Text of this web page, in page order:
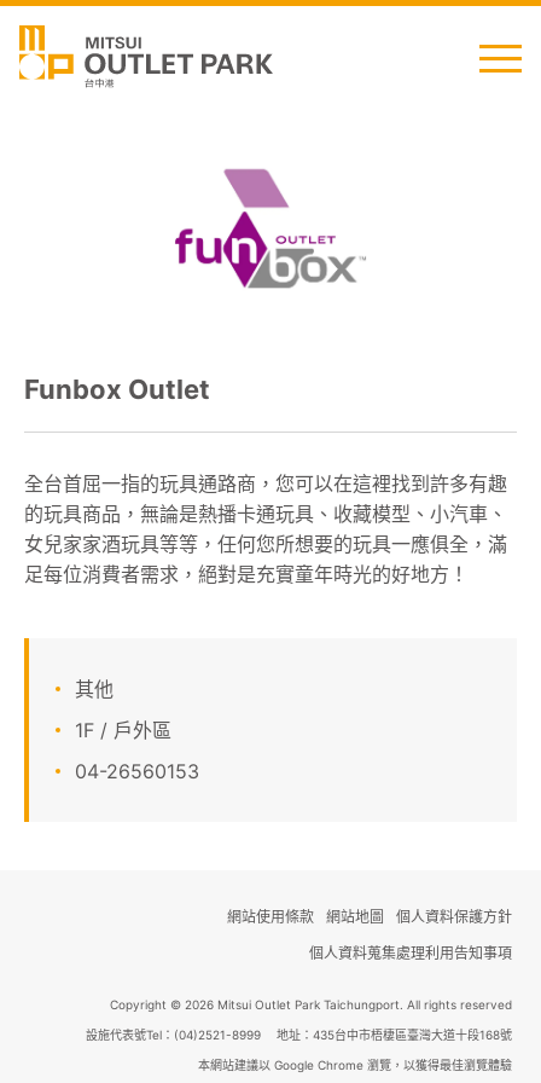
最新消息
櫃位資訊
顧客服務
線上DM
APP會員專區
Funbox Outlet
全台首屈一指的玩具通路商，您可以在這裡找到許多有趣
的玩具商品，無論是熱播卡通玩具、收藏模型、小汽車、
女兒家家酒玩具等等，任何您所想要的玩具一應俱全，滿
足每位消費者需求，絕對是充實童年時光的好地方！
其他
1F / 戶外區
04-26560153
網站使用條款 網站地圖
個人資料保護方針
個人資料蒐集處理利用告知事項
Copyright © 2026 Mitsui Outlet Park Taichungport. All rights reserved
設施代表號Tel：(04)2521-8999 地址：435台中市梧棲區臺灣大道十段168號
本網站建議以 Google Chrome 瀏覽，以獲得最佳瀏覽體驗